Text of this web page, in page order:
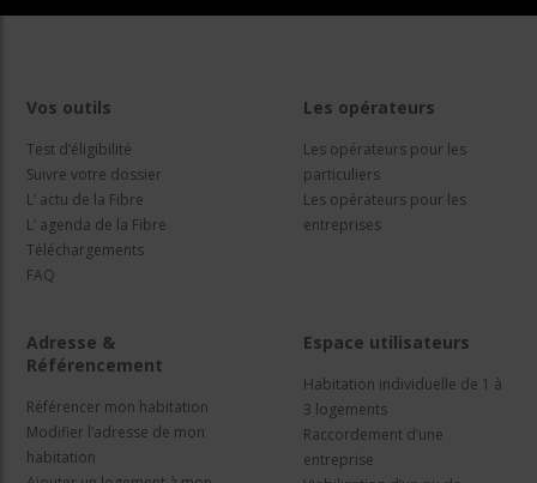
Vos outils
Test d’éligibilité
Suivre votre dossier
L’ actu de la Fibre
L’ agenda de la Fibre
Téléchargements
FAQ
Les opérateurs
Les opérateurs pour les
particuliers
Les opérateurs pour les
entreprises
Adresse &
Référencement
Référencer mon habitation
Modifier l’adresse de mon
habitation
Espace utilisateurs
Habitation individuelle de 1 à
3 logements
Raccordement d’une
entreprise